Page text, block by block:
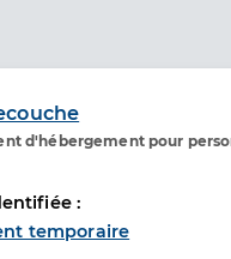
d'hébergement pour
de soins
:
temporaire